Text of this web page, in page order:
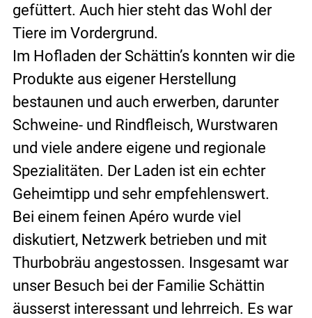
gefüttert. Auch hier steht das Wohl der
Tiere im Vordergrund.
Im Hofladen der Schättin’s konnten wir die
Produkte aus eigener Herstellung
bestaunen und auch erwerben, darunter
Schweine- und Rindfleisch, Wurstwaren
und viele andere eigene und regionale
Spezialitäten. Der Laden ist ein echter
Geheimtipp und sehr empfehlenswert.
Bei einem feinen Apéro wurde viel
diskutiert, Netzwerk betrieben und mit
Thurbobräu angestossen. Insgesamt war
unser Besuch bei der Familie Schättin
äusserst interessant und lehrreich. Es war